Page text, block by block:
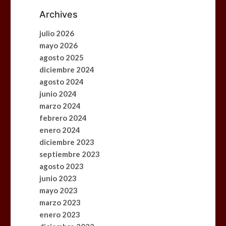
¡Edición Especial 2026!
Archives
julio 2026
mayo 2026
agosto 2025
diciembre 2024
agosto 2024
junio 2024
marzo 2024
febrero 2024
enero 2024
diciembre 2023
septiembre 2023
agosto 2023
junio 2023
mayo 2023
marzo 2023
enero 2023